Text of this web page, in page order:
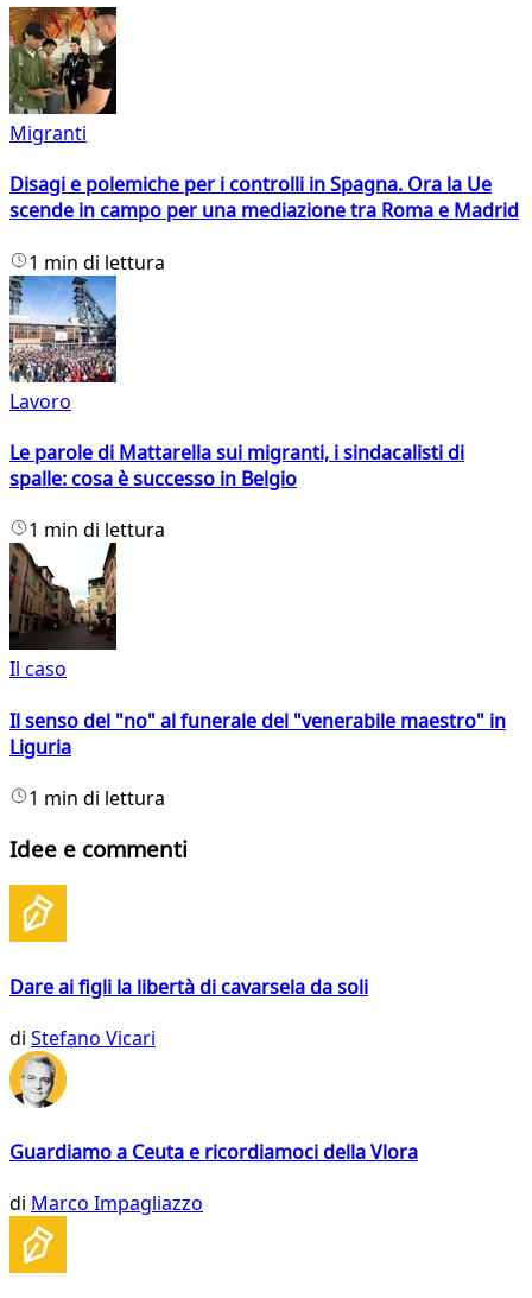
Migranti
Disagi e polemiche per i controlli in Spagna. Ora la Ue
scende in campo per una mediazione tra Roma e Madrid
1 min di lettura
Lavoro
Le parole di Mattarella sui migranti, i sindacalisti di
spalle: cosa è successo in Belgio
1 min di lettura
Il caso
Il senso del "no" al funerale del "venerabile maestro" in
Liguria
1 min di lettura
Idee e commenti
Dare ai figli la libertà di cavarsela da soli
di Stefano Vicari
Guardiamo a Ceuta e ricordiamoci della Vlora
di Marco Impagliazzo